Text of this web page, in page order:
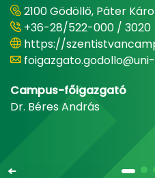
2100 Gödöllő, Páter
+36-28/522-000 / 3020
https://
Campus-főigazgató
Dr. Béres András